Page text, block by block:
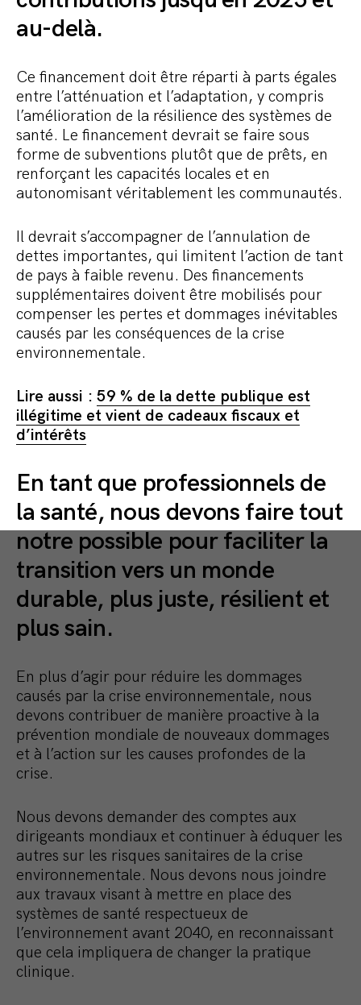
au-delà.
Ce financement doit être réparti à parts égales
entre l’atténuation et l’adaptation, y compris
l’amélioration de la résilience des systèmes de
santé. Le financement devrait se faire sous
forme de subventions plutôt que de prêts, en
renforçant les capacités locales et en
autonomisant véritablement les communautés.
Il devrait s’accompagner de l’annulation de
dettes importantes, qui limitent l’action de tant
de pays à faible revenu. Des financements
supplémentaires doivent être mobilisés pour
compenser les pertes et dommages inévitables
causés par les conséquences de la crise
environnementale.
Lire aussi : 59 % de la dette publique est
illégitime et vient de cadeaux fiscaux et
d’intérêts
En tant que professionnels de
la santé, nous devons faire tout
notre possible pour faciliter la
transition vers un monde
durable, plus juste, résilient et
plus sain.
En plus d’agir pour réduire les dommages
causés par la crise environnementale, nous
devons contribuer de manière proactive à la
prévention mondiale de nouveaux dommages
et à l’action sur les causes profondes de la
crise.
Nous devons demander des comptes aux
dirigeants mondiaux et continuer à éduquer les
autres sur les risques sanitaires de la crise
environnementale. Nous devons nous joindre
aux travaux visant à mettre en place des
systèmes de santé respectueux de
l’environnement avant 2040, en reconnaissant
que cela impliquera de changer la pratique
clinique.